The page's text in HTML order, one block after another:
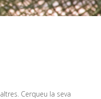
Cerqueu la seva